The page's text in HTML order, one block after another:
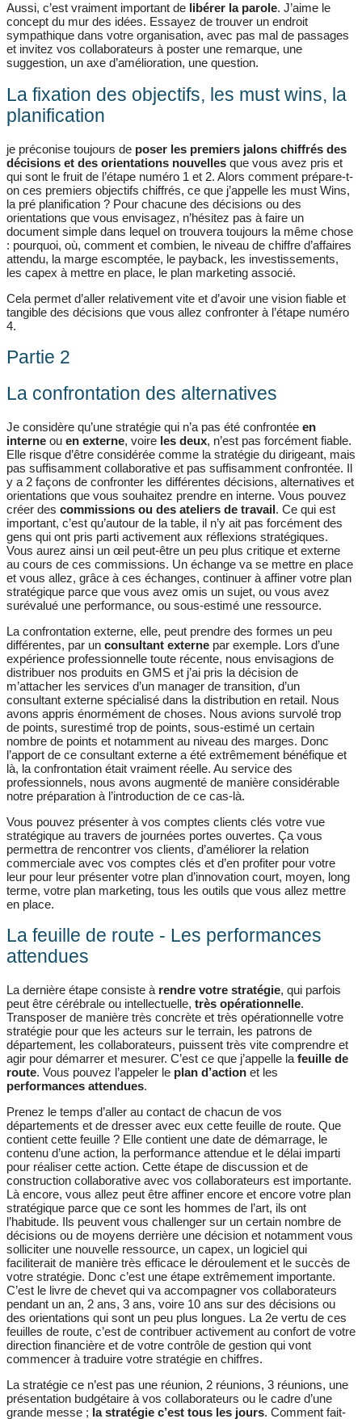
Aussi, c’est vraiment important de libérer la parole. J’aime le
concept du mur des idées. Essayez de trouver un endroit
sympathique dans votre organisation, avec pas mal de passages
et invitez vos collaborateurs à poster une remarque, une
suggestion, un axe d’amélioration, une question.
La fixation des objectifs, les must wins, la
planification
je préconise toujours de poser les premiers jalons chiffrés des
décisions et des orientations nouvelles que vous avez pris et
qui sont le fruit de l’étape numéro 1 et 2. Alors comment prépare-t-
on ces premiers objectifs chiffrés, ce que j’appelle les must Wins,
la pré planification ? Pour chacune des décisions ou des
orientations que vous envisagez, n’hésitez pas à faire un
document simple dans lequel on trouvera toujours la même chose
: pourquoi, où, comment et combien, le niveau de chiffre d’affaires
attendu, la marge escomptée, le payback, les investissements,
les capex à mettre en place, le plan marketing associé.
Cela permet d’aller relativement vite et d’avoir une vision fiable et
tangible des décisions que vous allez confronter à l’étape numéro
4.
Partie 2
La confrontation des alternatives
Je considère qu’une stratégie qui n’a pas été confrontée en
interne ou en externe, voire les deux, n’est pas forcément fiable.
Elle risque d’être considérée comme la stratégie du dirigeant, mais
pas suffisamment collaborative et pas suffisamment confrontée. Il
y a 2 façons de confronter les différentes décisions, alternatives et
orientations que vous souhaitez prendre en interne. Vous pouvez
créer des commissions ou des ateliers de travail. Ce qui est
important, c’est qu’autour de la table, il n’y ait pas forcément des
gens qui ont pris parti activement aux réflexions stratégiques.
Vous aurez ainsi un œil peut-être un peu plus critique et externe
au cours de ces commissions. Un échange va se mettre en place
et vous allez, grâce à ces échanges, continuer à affiner votre plan
stratégique parce que vous avez omis un sujet, ou vous avez
surévalué une performance, ou sous-estimé une ressource.
La confrontation externe, elle, peut prendre des formes un peu
différentes, par un consultant externe par exemple. Lors d’une
expérience professionnelle toute récente, nous envisagions de
distribuer nos produits en GMS et j’ai pris la décision de
m’attacher les services d’un manager de transition, d’un
consultant externe spécialisé dans la distribution en retail. Nous
avons appris énormément de choses. Nous avions survolé trop
de points, surestimé trop de points, sous-estimé un certain
nombre de points et notamment au niveau des marges. Donc
l’apport de ce consultant externe a été extrêmement bénéfique et
là, la confrontation était vraiment réelle. Au service des
professionnels, nous avons augmenté de manière considérable
notre préparation à l’introduction de ce cas-là.
Vous pouvez présenter à vos comptes clients clés votre vue
stratégique au travers de journées portes ouvertes. Ça vous
permettra de rencontrer vos clients, d’améliorer la relation
commerciale avec vos comptes clés et d’en profiter pour votre
leur pour leur présenter votre plan d’innovation court, moyen, long
terme, votre plan marketing, tous les outils que vous allez mettre
en place.
La feuille de route - Les performances
attendues
La dernière étape consiste à rendre votre stratégie, qui parfois
peut être cérébrale ou intellectuelle, très opérationnelle.
Transposer de manière très concrète et très opérationnelle votre
stratégie pour que les acteurs sur le terrain, les patrons de
département, les collaborateurs, puissent très vite comprendre et
agir pour démarrer et mesurer. C’est ce que j’appelle la feuille de
route. Vous pouvez l’appeler le plan d’action et les
performances attendues.
Prenez le temps d’aller au contact de chacun de vos
départements et de dresser avec eux cette feuille de route. Que
contient cette feuille ? Elle contient une date de démarrage, le
contenu d’une action, la performance attendue et le délai imparti
pour réaliser cette action. Cette étape de discussion et de
construction collaborative avec vos collaborateurs est importante.
Là encore, vous allez peut être affiner encore et encore votre plan
stratégique parce que ce sont les hommes de l’art, ils ont
l’habitude. Ils peuvent vous challenger sur un certain nombre de
décisions ou de moyens derrière une décision et notamment vous
solliciter une nouvelle ressource, un capex, un logiciel qui
faciliterait de manière très efficace le déroulement et le succès de
votre stratégie. Donc c’est une étape extrêmement importante.
C’est le livre de chevet qui va accompagner vos collaborateurs
pendant un an, 2 ans, 3 ans, voire 10 ans sur des décisions ou
des orientations qui sont un peu plus longues. La 2e vertu de ces
feuilles de route, c’est de contribuer activement au confort de votre
direction financière et de votre contrôle de gestion qui vont
commencer à traduire votre stratégie en chiffres.
La stratégie ce n’est pas une réunion, 2 réunions, 3 réunions, une
présentation budgétaire à vos collaborateurs ou le cadre d’une
grande messe ; la stratégie c’est tous les jours. Comment fait-